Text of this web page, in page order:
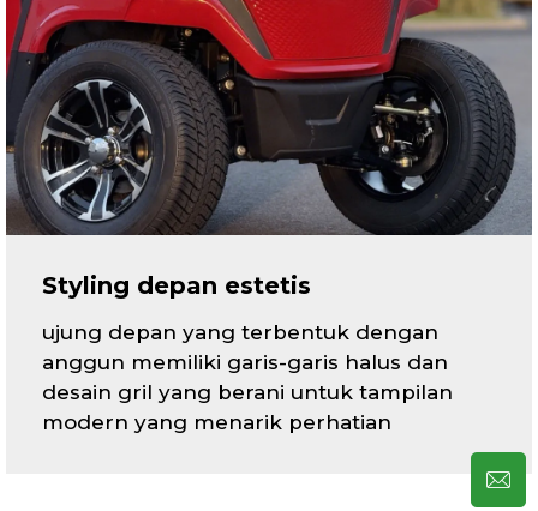
Styling depan estetis
ujung depan yang terbentuk dengan
anggun memiliki garis-garis halus dan
desain gril yang berani untuk tampilan
modern yang menarik perhatian